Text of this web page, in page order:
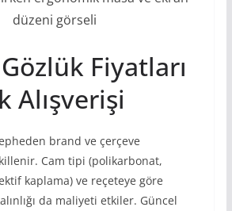
düzeni görseli
Fiyatları
Alışverişi
brand ve çerçeve
Cam tipi (polikarbonat,
kaplama) ve reçeteye göre
da maliyeti etkiler. Güncel